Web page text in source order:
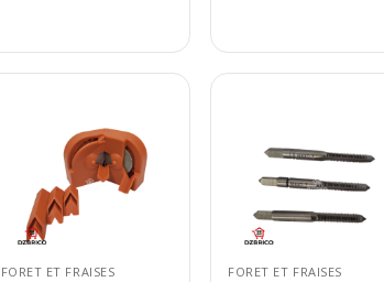
FORET ET FRAISES FORET ET FRAISES